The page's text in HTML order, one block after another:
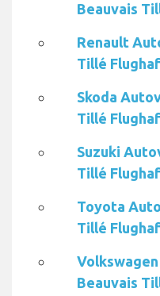
Beauvais
Renault
Tillé
Skoda
Tillé
Suzuki
Tillé
Toyota
Tillé
Beauvais